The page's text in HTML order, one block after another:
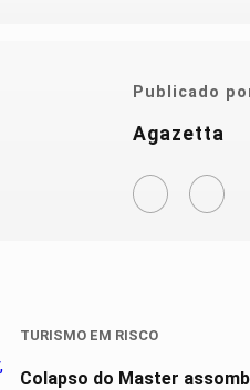
Publicado
Agazetta
TURISMO EM RISCO
Colapso do Master